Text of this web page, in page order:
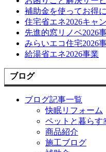
補助金を使ってお得
住宅省エネ2026キャ
先進的窓リノベ2026
みらいエコ住宅2026
給湯省エネ2026事業
ブログ
ブログ記事一覧
快眠リフォーム
ペットと暮らす
商品紹介
施工ブログ